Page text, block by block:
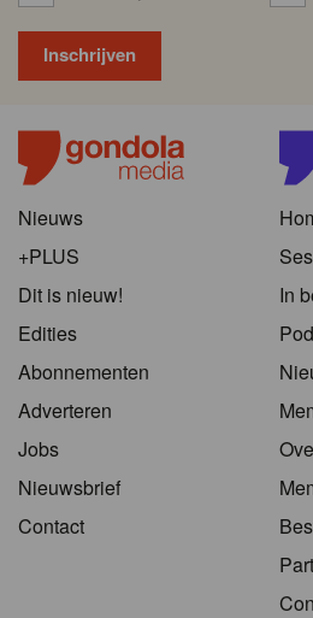
Nieuws
+PLUS
Dit is nieuw!
Edities
Abonnementen
Adverteren
Jobs
Nieuwsbrief
Contact
In